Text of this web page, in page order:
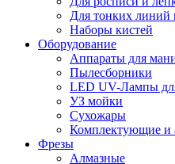
Для тонких линий
Наборы кистей
Оборудование
Аппараты для
Пылесборники
LED UV-Лампы
УЗ мойки
Сухожары
Комплектующие и
Фрезы
Алмазные